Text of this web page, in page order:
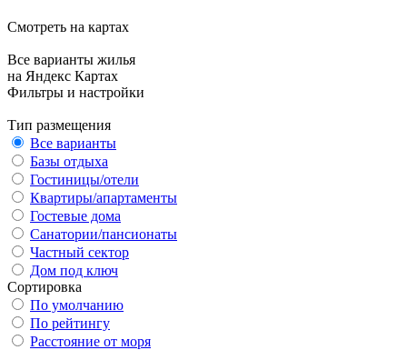
Смотреть на картах
Все варианты жилья
на Яндекс Картах
Фильтры и настройки
Тип размещения
Все варианты
Базы отдыха
Гостиницы/отели
Квартиры/апартаменты
Гостевые дома
Санатории/пансионаты
Частный сектор
Дом под ключ
Сортировка
По умолчанию
По рейтингу
Расстояние от моря